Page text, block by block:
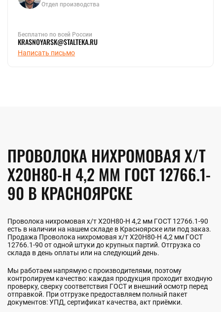
Отдел производства
Бесплатно по всей России
KRASNOYARSK@STALTEKA.RU
Написать письмо
ПРОВОЛОКА НИХРОМОВАЯ Х/Т
Х20Н80-Н 4,2 ММ ГОСТ 12766.1-
90 В КРАСНОЯРСКЕ
Проволока нихромовая х/т Х20Н80-Н 4,2 мм ГОСТ 12766.1-90
есть в наличии на нашем складе в Красноярске или под заказ.
Продажа Проволока нихромовая х/т Х20Н80-Н 4,2 мм ГОСТ
12766.1-90 от одной штуки до крупных партий. Отгрузка со
склада в день оплаты или на следующий день.
Мы работаем напрямую с производителями, поэтому
контролируем качество: каждая продукция проходит входную
проверку, сверку соответствия ГОСТ и внешний осмотр перед
отправкой. При отгрузке предоставляем полный пакет
документов: УПД, сертификат качества, акт приёмки.